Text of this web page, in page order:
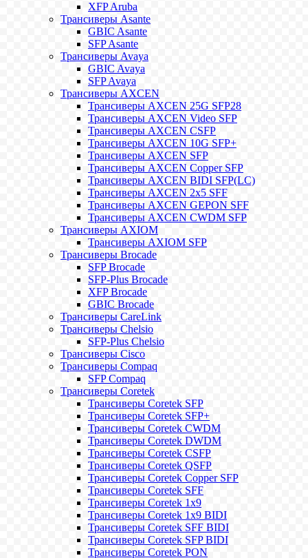
XFP Aruba
Трансиверы Asante
GBIC Asante
SFP Asante
Трансиверы Avaya
GBIC Avaya
SFP Avaya
Трансиверы AXCEN
Трансиверы AXCEN 25G SFP28
Трансиверы AXCEN Video SFP
Трансиверы AXCEN CSFP
Трансиверы AXCEN 10G SFP+
Трансиверы AXCEN SFP
Трансиверы AXCEN Copper SFP
Трансиверы AXCEN BIDI SFP(LC)
Трансиверы AXCEN 2x5 SFF
Трансиверы AXCEN GEPON SFF
Трансиверы AXCEN CWDM SFP
Трансиверы AXIOM
Трансиверы AXIOM SFP
Трансиверы Brocade
SFP Brocade
SFP-Plus Brocade
XFP Brocade
GBIC Brocade
Трансиверы CareLink
Трансиверы Chelsio
SFP-Plus Chelsio
Трансиверы Cisco
Трансиверы Compaq
SFP Compaq
Трансиверы Coretek
Трансиверы Coretek SFP
Трансиверы Coretek SFP+
Трансиверы Coretek CWDM
Трансиверы Coretek DWDM
Трансиверы Coretek CSFP
Трансиверы Coretek QSFP
Трансиверы Coretek Copper SFP
Трансиверы Coretek SFF
Трансиверы Coretek 1x9
Трансиверы Coretek 1x9 BIDI
Трансиверы Coretek SFF BIDI
Трансиверы Coretek SFP BIDI
Трансиверы Coretek PON